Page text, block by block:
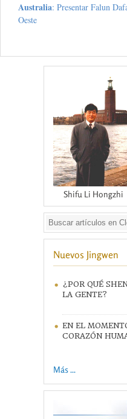
Australia: Presentar Falun
Oeste
Shifu Li Hongzhi
Nuevos Jingwen
¿POR QUÉ
LA GENTE?
EN EL
CORAZÓN
Más ...